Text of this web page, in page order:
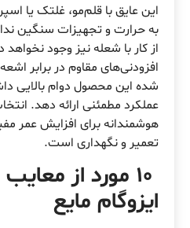
این عایق با قلم‌مو، غلتک یا
به حرارت و تجهیزات سنگین
از کار با شعله نیز وجود
شده این محصول دوام بالایی
عملکرد مطمئنی ارائه دهد.
هوشمندانه برای افزایش عمر
تعمیر و نگهداری است.
10 مورد از
ایزوگام مایع